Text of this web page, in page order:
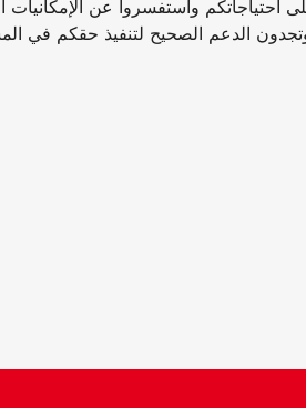
احتياجاتكم واستفسروا عن الإمكانيات
الدعم الصحيح لتنفيذ حقكم في